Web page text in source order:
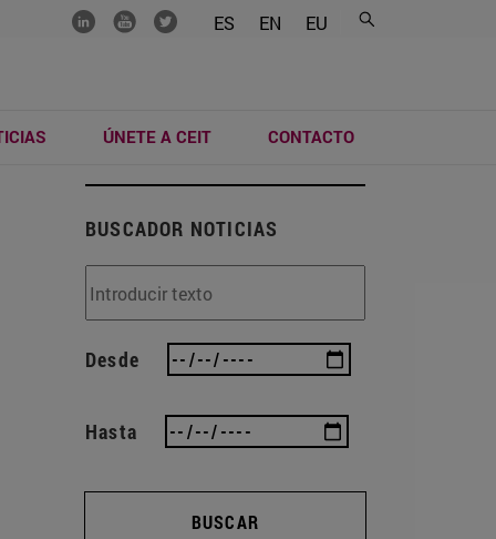
ES EN EU
....... ....... .......
ÚNETE A CEIT CONTACTO
BUSCADOR NOTICIAS
Desde
Hasta
BUSCAR